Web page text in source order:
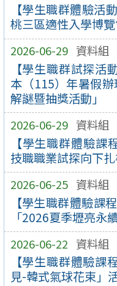
【學生職群體驗活
桃三區適性入學博
2026-06-29 資料組
【學生職群試探
本（115）年暑假
解謎暨抽獎活動」
2026-06-29 資料組
【學生職群體驗
技職職業試探向下
2026-06-25 資料組
【學生職群體驗課
「2026夏季壢亮永
2026-06-22 資料組
【學生職群體驗
見-韓式氣球花束」